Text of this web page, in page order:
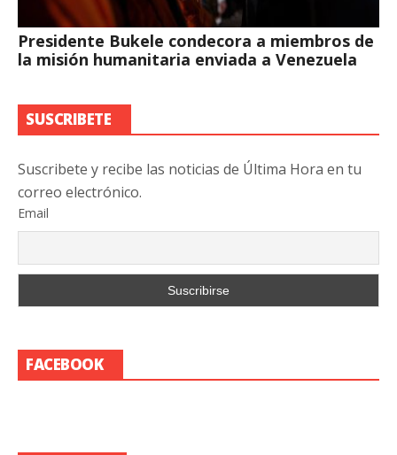
Presidente Bukele condecora a miembros de
la misión humanitaria enviada a Venezuela
SUSCRIBETE
Suscribete y recibe las noticias de Última Hora en tu
correo electrónico.
Email
FACEBOOK